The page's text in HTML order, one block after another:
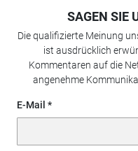
SAGEN SIE
Die qualifizierte Meinung
ist ausdrücklich
Kommentaren auf die
angenehme
E-Mail